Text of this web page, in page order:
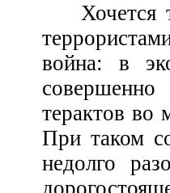
Хочется
война: в
терактов во
При таком
недолго